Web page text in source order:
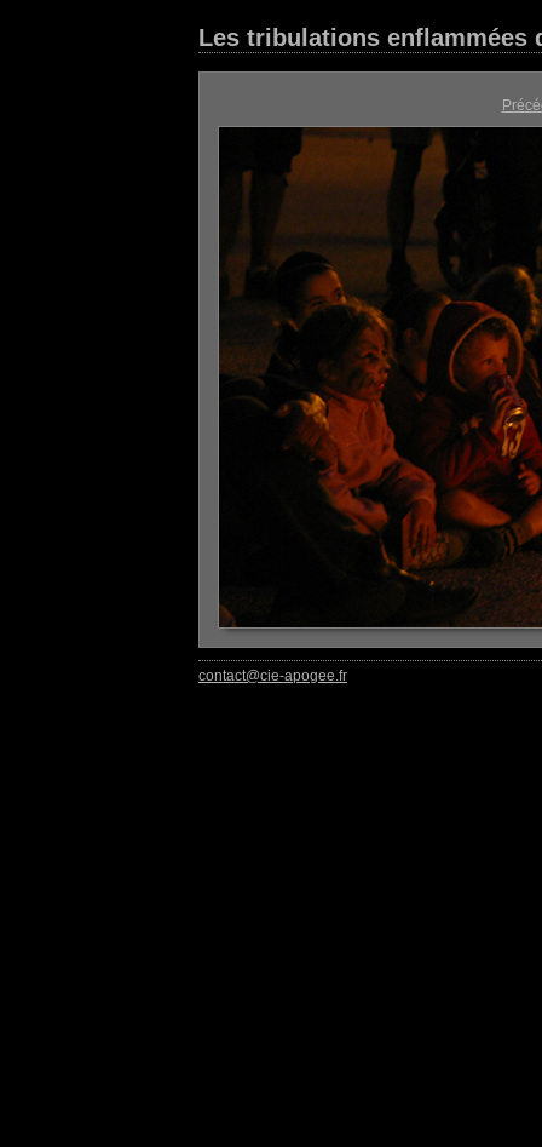
Les tribulations enflammées
contact@cie-apogee.fr